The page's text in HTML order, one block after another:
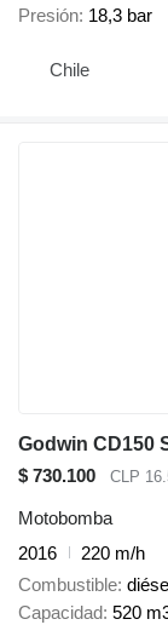
Presión 18,3 bar
Chile
Godwin CD150
$ 730.100
CLP
Motobomba
2016
220 m/h
Combustible
Capacidad 520